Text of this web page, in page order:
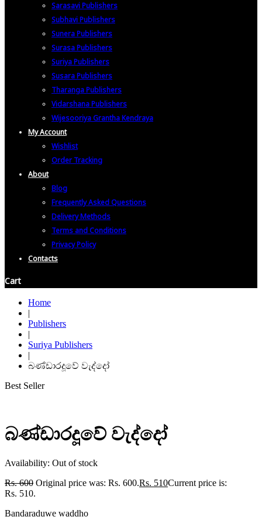
Sarasavi Publishers
Subhavi Publishers
Sunera Publishers
Surasa Publishers
Suriya Publishers
Susara Publishers
Tharanga Publishers
Vidarshana Publishers
Wijesooriya Grantha Kendraya
My Account
Wishlist
Order Tracking
About
Blog
Frequently Asked Questions
Delivery Methods
Terms and Conditions
Privacy Policy
Contacts
Cart
Home
|
Publishers
|
Suriya Publishers
|
බණ්ඩාරදූවේ වැද්දෝ
Best Seller
බණ්ඩාරදූවේ වැද්දෝ
Availability: Out of stock
Rs.600 Original price was: Rs. 600.Rs. 510Current price is:
Rs. 510.
Bandaraduwe waddho